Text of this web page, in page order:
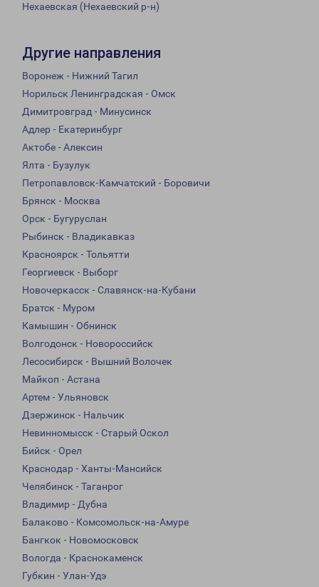
Нехаевская (Нехаевский р-н)
Другие направления
Воронеж - Нижний Тагил
Норильск Ленинградская - Омск
Димитровград - Минусинск
Адлер - Екатеринбург
Актобе - Алексин
Ялта - Бузулук
Петропавловск-Камчатский - Боровичи
Брянск - Москва
Орск - Бугуруслан
Рыбинск - Владикавказ
Красноярск - Тольятти
Георгиевск - Выборг
Новочеркасск - Славянск-на-Кубани
Братск - Муром
Камышин - Обнинск
Волгодонск - Новороссийск
Лесосибирск - Вышний Волочек
Майкоп - Астана
Артем - Ульяновск
Дзержинск - Нальчик
Невинномысск - Старый Оскол
Бийск - Орел
Краснодар - Ханты-Мансийск
Челябинск - Таганрог
Владимир - Дубна
Балаково - Комсомольск-на-Амуре
Бангкок - Новомосковск
Вологда - Краснокаменск
Губкин - Улан-Удэ